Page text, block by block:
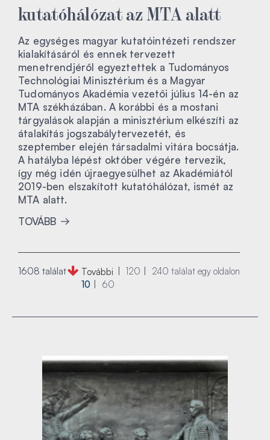
kutatóhálózat az MTA alatt
Az egységes magyar kutatóintézeti rendszer
kialakításáról és ennek tervezett
menetrendjéről egyeztettek a Tudományos
Technológiai Minisztérium és a Magyar
Tudományos Akadémia vezetői július 14-én az
MTA székházában. A korábbi és a mostani
tárgyalások alapján a minisztérium elkészíti az
átalakítás jogszabálytervezetét, és
szeptember elején társadalmi vitára bocsátja.
A hatályba lépést október végére tervezik,
így még idén újraegyesülhet az Akadémiától
2019-ben elszakított kutatóhálózat, ismét az
MTA alatt.
TOVÁBB
1608 találat További 240 találat egy oldalon
120
60
10